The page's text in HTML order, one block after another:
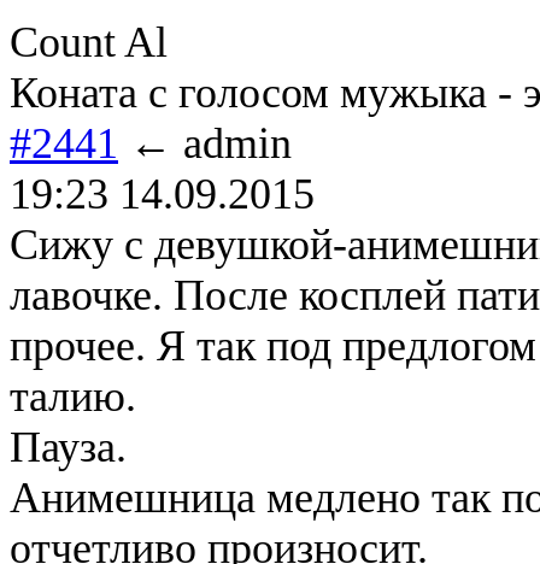
Count Al
Коната с голосом мужыка -
#2441 ← admin
19:23 14.09.2015
Сижу с девушкой-
лавочке. После косплей
прочее. Я так под
талию.
Пауза.
Анимешница медлено так
отчетливо произносит.